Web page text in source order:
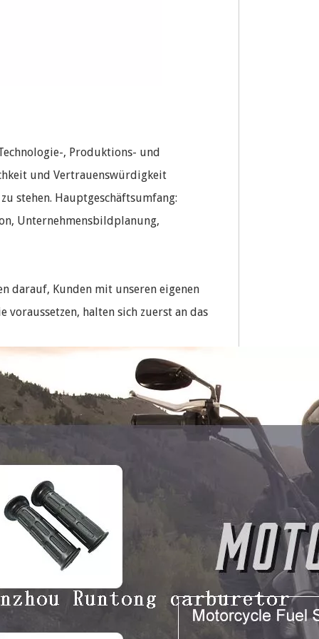
, Produktions- und
und Vertrauenswürdigkeit
stehen. Hauptgeschäftsumfang:
Unternehmensbildplanung,
darauf, Kunden mit unseren eigenen
voraussetzen, halten sich zuerst an das